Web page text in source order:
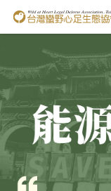
台灣蠻野心足生態
認識蠻野
議題與行動
環境教育
白海豚媽祖宮
支持蠻野